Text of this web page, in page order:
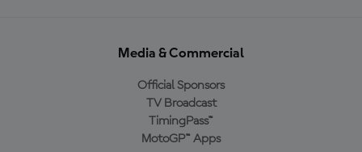
Media & Commercial
Official Sponsors
TV Broadcast
TimingPass™
MotoGP™ Apps